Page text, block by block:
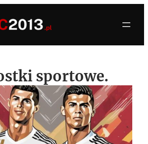
sportowe.